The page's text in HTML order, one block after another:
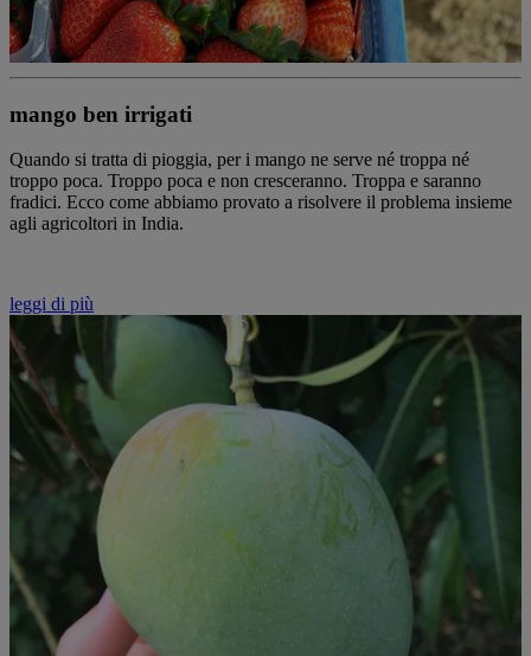
mango ben irrigati
Quando si tratta di pioggia, per i mango ne serve né troppa né
troppo poca. Troppo poca e non cresceranno. Troppa e saranno
fradici. Ecco come abbiamo provato a risolvere il problema insieme
agli agricoltori in India.
leggi di più